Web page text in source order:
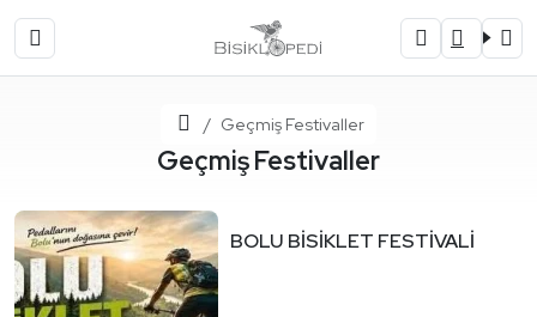
Ana SayfaGeçmiş Festivaller
Geçmiş Festivaller
BOLU BİSİKLET FESTİVALİ